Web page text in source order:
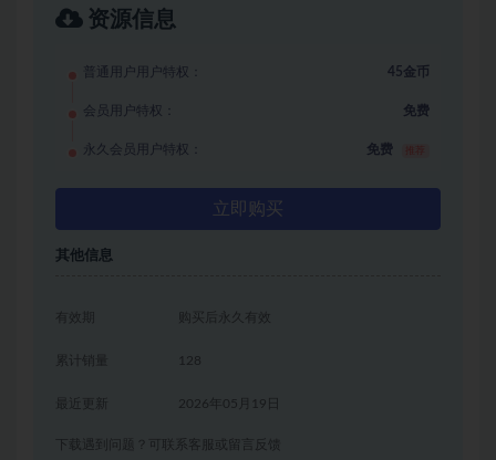
资源信息
普通用户用户特权： 45金币
会员用户特权： 免费
永久会员用户特权： 免费
立即购买
其他信息
有效期 购买后永久有效
累计销量 128
2026年05月19日
下载遇到问题？可联系客服或留言反馈